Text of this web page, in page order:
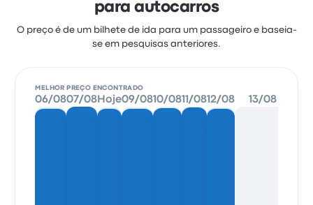
para autocarros
O preço é de um bilhete de ida para um passageiro e baseia-
se em pesquisas anteriores.
MELHOR PREÇO ENCONTRADO
06/0807/08 Hoje09/0810/0811/0812/08 13/08